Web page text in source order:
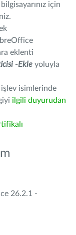
için
eklenti
-Ekle yoluyla
işlev isimlerinde
ilgili duyurudan
26.2.1 -